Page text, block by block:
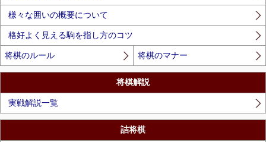
様々な囲いの概要について
格好よく見える駒を指し方のコツ
将棋のルール 将棋のマナー
将棋解説
実戦解説一覧
詰将棋